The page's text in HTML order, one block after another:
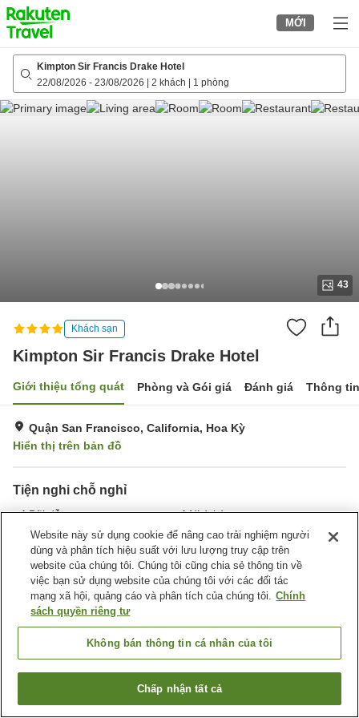
to
top
page
MỚI
Kimpton Sir Francis Drake Hotel
22/08/2026 - 23/08/2026 2 khách 1 phòng
43
Khách sạn
Kimpton Sir Francis Drake Hotel
Giới thiệu tổng quát Phòng và Gói giá Đánh giá Thông
Quận San Francisco, California, Hoa Kỳ
Hiển thị trên bản đồ
Tiện nghi chỗ nghỉ
Bãi đỗ xe
Nhà hàng
Bar
Hoàn toàn không hút thuốc
Trang chủ Hoa Kỳ California
Quận San Francisco
San Francisco
Kimpton Sir Francis Drake Hotel
Tìm phòng trống
Website này sử dụng cookie để nâng cao trải nghiệm người
dùng và phân tích hiệu suất với lưu lượng truy cập trên
website của chúng tôi. Chúng tôi cũng chia sẻ thông tin về
việc bạn sử dụng website của chúng tôi với các đối tác
mạng xã hội, quảng cáo và phân tích của chúng tôi. Chính
sách quyền riêng tư
Không bán thông tin cá nhân của tôi
Chấp nhận tất cả